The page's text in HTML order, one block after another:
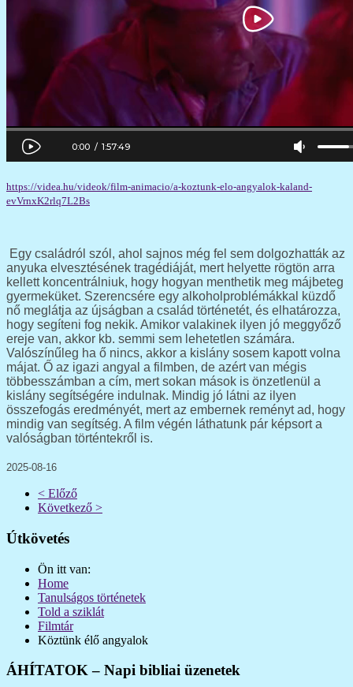
https://videa.hu/videok/film-animacio/a-koztunk-elo-angyalok-kaland-
evVrnxK2rlq7L2Bs
Egy családról szól, ahol sajnos még fel sem dolgozhatták az
anyuka elvesztésének tragédiáját, mert helyette rögtön arra
kellett koncentrálniuk, hogy hogyan menthetik meg májbeteg
gyermeküket. Szerencsére egy alkoholproblémákkal küzdő
nő meglátja az újságban a család történetét, és elhatározza,
hogy segíteni fog nekik. Amikor valakinek ilyen jó meggyőző
ereje van, akkor kb. semmi sem lehetetlen számára.
Valószínűleg ha ő nincs, akkor a kislány sosem kapott volna
májat. Ő az igazi angyal a filmben, de azért van mégis
többesszámban a cím, mert sokan mások is önzetlenül a
kislány segítségére indulnak. Mindig jó látni az ilyen
összefogás eredményét, mert az embernek reményt ad, hogy
mindig van segítség. A film végén láthatunk pár képsort a
valóságban történtekről is.
2025-08-16
< Előző
Következő >
Útkövetés
Ön itt van:
Home
Tanulságos történetek
Told a sziklát
Filmtár
Köztünk élő angyalok
ÁHÍTATOK – Napi bibliai üzenetek